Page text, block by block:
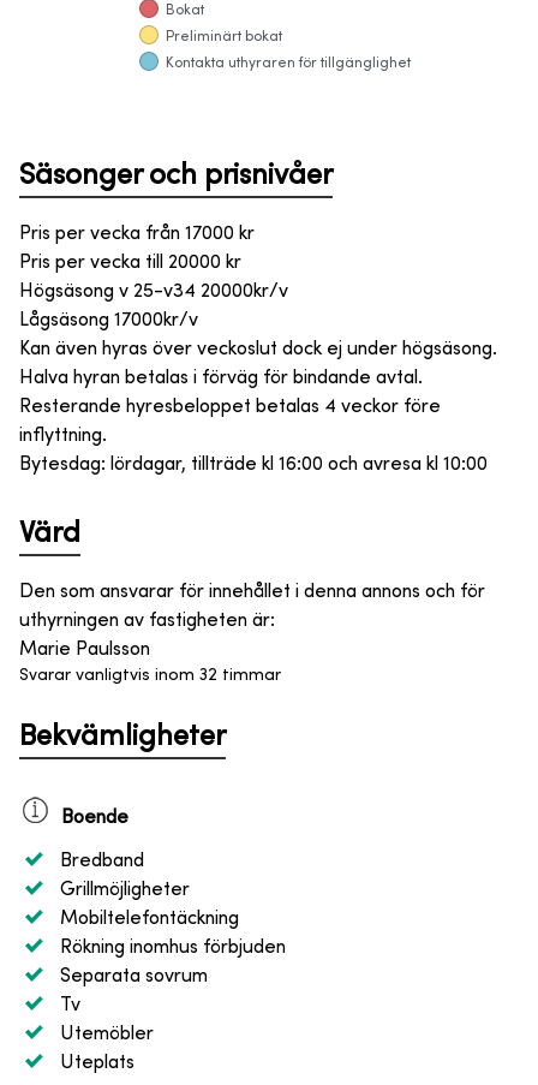
Bokat
Preliminärt bokat
Kontakta uthyraren för tillgänglighet
Säsonger och prisnivåer
Pris per vecka från 17000 kr
Pris per vecka till
20000 kr
Högsäsong v 25-v34 20000kr/v
Lågsäsong 17000kr/v
Kan även hyras över veckoslut dock ej under högsäsong.
Halva hyran betalas i förväg för bindande avtal.
Resterande hyresbeloppet betalas 4 veckor före
inflyttning.
Bytesdag: lördagar, tillträde kl 16:00 och avresa kl 10:00
Värd
Den som ansvarar för innehållet i denna annons och för
uthyrningen av fastigheten är:
Marie Paulsson
Svarar vanligtvis inom 32 timmar
Bekvämligheter
Boende
Bredband
Grillmöjligheter
Mobiltelefontäckning
Rökning inomhus förbjuden
Separata sovrum
Tv
Utemöbler
Uteplats